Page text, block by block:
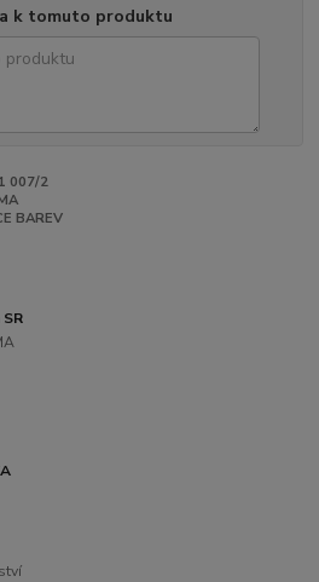
k tomuto produktu
007/2
BAREV